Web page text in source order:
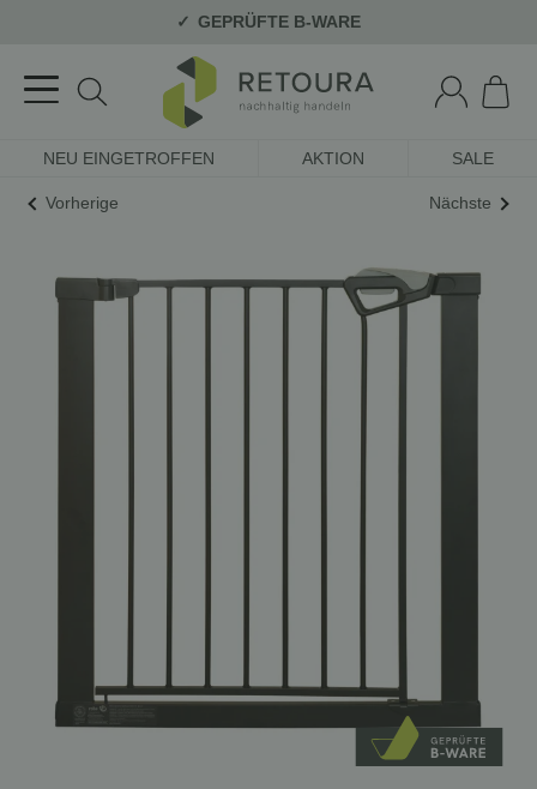
GEPRÜFTE B-WARE
NEU EINGETROFFEN AKTION SALE
Vorherige Nächste